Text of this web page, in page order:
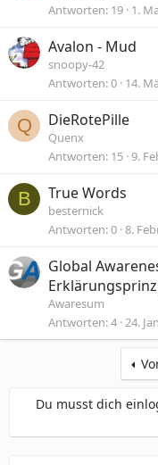
Antworten 19 1.
Avalon - Mud
snoopy-42
Antworten 0 14.
Q DieRotePille
Quenx
Antworten 15 9.
B True Words
besternick
Antworten 0 8.
Global
Awaresum
Antworten 4 24.
Du musst dich